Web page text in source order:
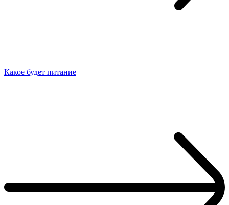
Какое будет питание